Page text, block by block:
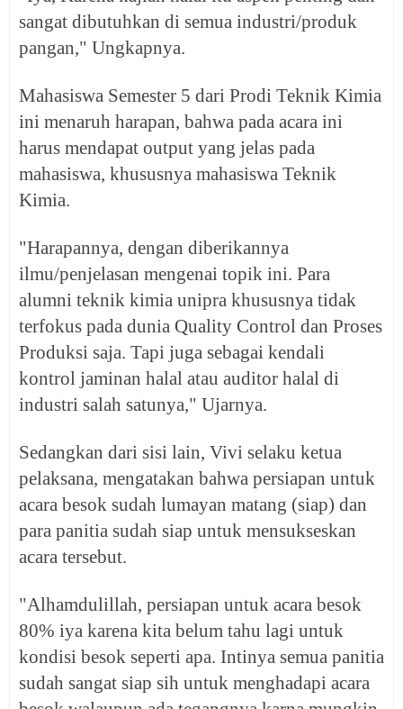
sangat dibutuhkan di semua industri/produk
pangan," Ungkapnya.
Mahasiswa Semester 5 dari Prodi Teknik Kimia
ini menaruh harapan, bahwa pada acara ini
harus mendapat output yang jelas pada
mahasiswa, khususnya mahasiswa Teknik
Kimia.
"Harapannya, dengan diberikannya
ilmu/penjelasan mengenai topik ini. Para
alumni teknik kimia unipra khususnya tidak
terfokus pada dunia Quality Control dan Proses
Produksi saja. Tapi juga sebagai kendali
kontrol jaminan halal atau auditor halal di
industri salah satunya," Ujarnya.
Sedangkan dari sisi lain, Vivi selaku ketua
pelaksana, mengatakan bahwa persiapan untuk
acara besok sudah lumayan matang (siap) dan
para panitia sudah siap untuk mensukseskan
acara tersebut.
"Alhamdulillah, persiapan untuk acara besok
80% iya karena kita belum tahu lagi untuk
kondisi besok seperti apa. Intinya semua panitia
sudah sangat siap sih untuk menghadapi acara